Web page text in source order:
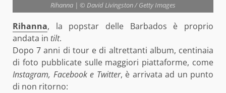
Rihanna | © David Livingston / Getty Images
Rihanna, la popstar delle Barbados è proprio
andata in tilt.
Dopo 7 anni di tour e di altrettanti album, centinaia
di foto pubblicate sulle maggiori piattaforme, come
Instagram, Facebook e Twitter, è arrivata ad un punto
di non ritorno: